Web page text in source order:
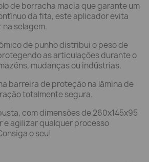
de borracha macia que garante um
da fita, este aplicador evita
na selagem.
de punho distribui o peso de
as articulações durante o
mudanças ou indústrias.
barreira de proteção na lâmina de
totalmente segura.
com dimensões de 260x145x95
e agilizar qualquer processo
o seu!